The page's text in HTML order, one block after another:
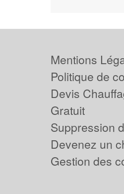
Mentions
Politique de
Devis
Gratuit
Suppression
Devenez un
Gestion des